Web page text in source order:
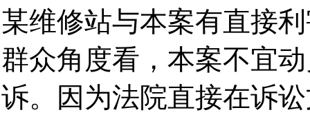
某维修站与本案有直接
群众角度看，本案不宜
诉。因为法院直接在诉